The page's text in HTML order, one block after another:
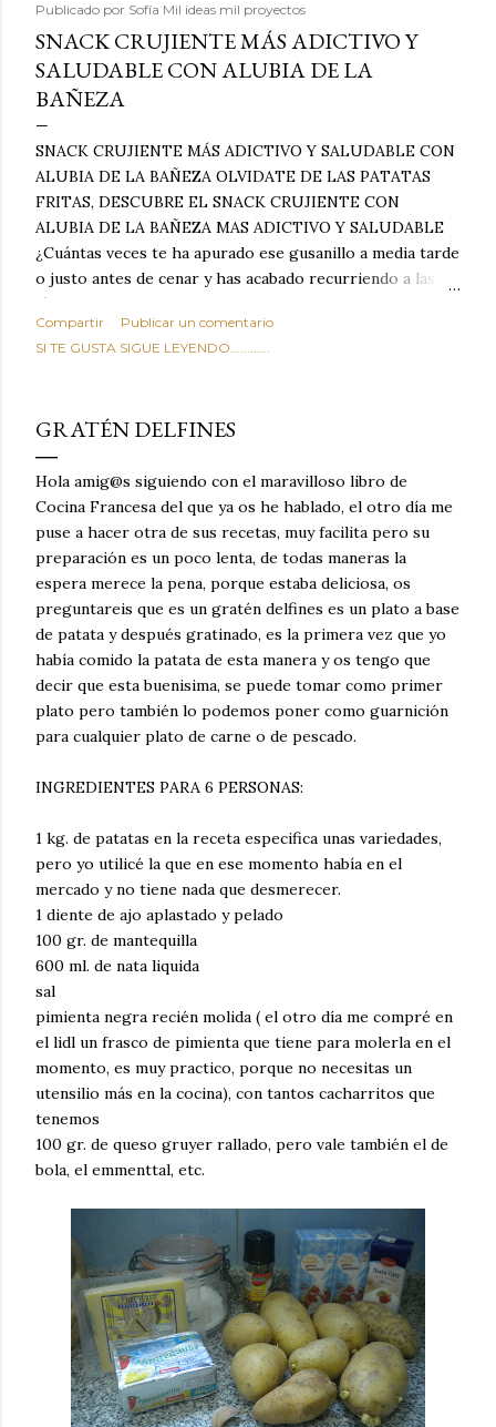
Publicado por Sofía Mil ideas mil proyectos
SNACK CRUJIENTE MÁS ADICTIVO Y
SALUDABLE CON ALUBIA DE LA
BAÑEZA
SNACK CRUJIENTE MÁS ADICTIVO Y SALUDABLE CON
ALUBIA DE LA BAÑEZA OLVIDATE DE LAS PATATAS
FRITAS, DESCUBRE EL SNACK CRUJIENTE CON
ALUBIA DE LA BAÑEZA MAS ADICTIVO Y SALUDABLE
¿Cuántas veces te ha apurado ese gusanillo a media tarde
o justo antes de cenar y has acabado recurriendo a las
típicas patatas de bolsa, frutos secos fritos o snacks
ultraprocesados llenos de grasas saturadas y sodio?
Todos hemos estado ahí. Sin embargo, cuidarse no tiene
satisface. Estas alubias crujientes al horno van a cambiar
por completo tu forma de ver las legumbres. Olvídate de
asociar las alubias únicamente a los guisos tradicionales y
copiosos de invierno. Con esta receta simple pero
revolucionaria, transformaremos un ingrediente tan
humilde como la alubia de La Bañeza en un snack ligero,
dorado, cargado de proteína y 100% natural. Es el
sustituto perfecto a los frutos se...
Compartir
Publicar un comentario
SI TE GUSTA SIGUE LEYENDO............
GRATÉN DELFINES
Hola amig@s siguiendo con el maravilloso libro de
Cocina Francesa del que ya os he hablado, el otro día me
puse a hacer otra de sus recetas, muy facilita pero su
preparación es un poco lenta, de todas maneras la
espera merece la pena, porque estaba deliciosa, os
preguntareis que es un gratén delfines es un plato a base
de patata y después gratinado, es la primera vez que yo
había comido la patata de esta manera y os tengo que
decir que esta buenisima, se puede tomar como primer
plato pero también lo podemos poner como guarnición
para cualquier plato de carne o de pescado.
INGREDIENTES PARA 6 PERSONAS:
1 kg. de patatas en la receta especifica unas variedades,
pero yo utilicé la que en ese momento había en el
mercado y no tiene nada que desmerecer.
1 diente de ajo aplastado y pelado
100 gr. de mantequilla
600 ml. de nata liquida
sal
pimienta negra recién molida ( el otro día me compré en
el lidl un frasco de pimienta que tiene para molerla en el
momento, es muy practico, porque no necesitas un
utensilio más en la cocina), con tantos cacharritos que
tenemos
100 gr. de queso gruyer rallado, pero vale también el de
bola, el emmenttal, etc.